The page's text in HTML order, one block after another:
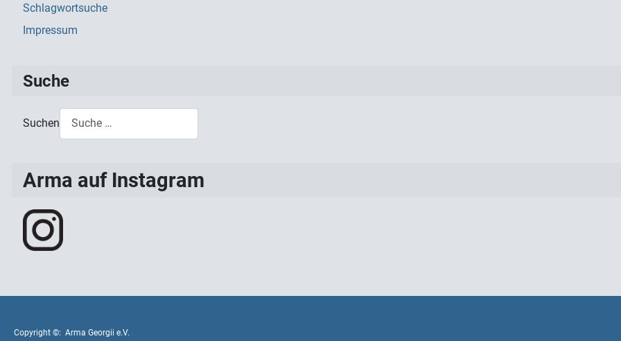
Schlagwortsuche
Impressum
Suche
Suchen
Arma auf Instagram
Copyright ©: Arma Georgii e.V.